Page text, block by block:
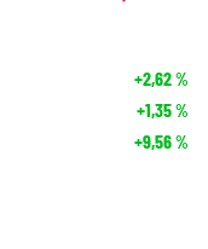
+2,62%
+1,35%
+9,56%